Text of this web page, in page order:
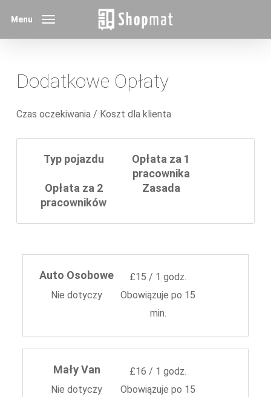
Menu
Dodatkowe Opłaty
Czas oczekiwania / Koszt dla klienta
Typ pojazdu
Opłata za 1
pracownika
Opłata za 2
pracowników
Zasada
Auto Osobowe
£15 / 1 godz.
Nie dotyczy
Obowiązuje po 15
min.
Mały Van
£16 / 1 godz.
Nie dotyczy
Obowiązuje po 15